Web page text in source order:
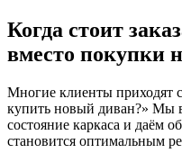
Когда стоит
вместо покупки
Многие клиенты приходят
купить новый диван?» Мы
состояние каркаса и даём
становится оптимальным